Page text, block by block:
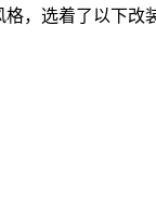
格，选着了以下改